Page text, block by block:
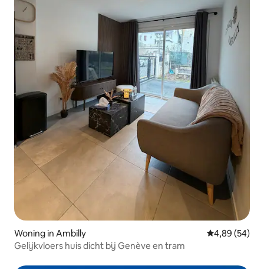
Woning in Ambilly Gemiddelde
4,89 (54)
Gelijkvloers huis dicht bij Genève en tram